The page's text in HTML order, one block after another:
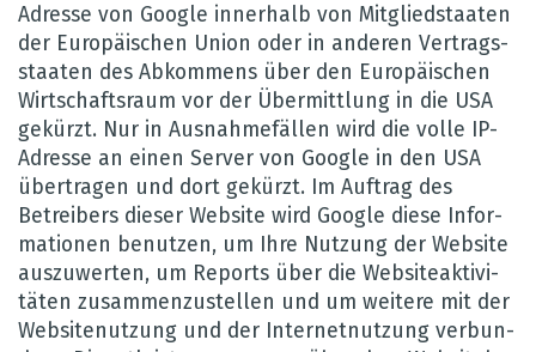
Adresse von Google inner­halb von Mit­glied­staa­ten
der Euro­päi­schen Union oder in ande­ren Ver­trags­
staa­ten des Abkom­mens über den Euro­päi­schen
Wirt­schafts­raum vor der Über­mitt­lung in die USA
gekürzt. Nur in Aus­nah­me­fäl­len wird die volle IP-
Adresse an einen Ser­ver von Google in den USA
über­tra­gen und dort gekürzt. Im Auf­trag des
Betrei­bers die­ser Web­site wird Google diese Infor­
ma­tio­nen benut­zen, um Ihre Nut­zung der Web­site
aus­zu­wer­ten, um Reports über die Web­site­ak­ti­vi­
tä­ten zusam­men­zu­stel­len und um wei­tere mit der
Web­site­nut­zung und der Inter­net­nut­zung ver­bun­